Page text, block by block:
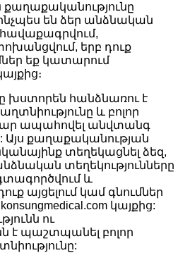
քաղաքականությունը
են ձեր անձնական
հավաքագրվում,
երբ դուք
եք կատարում
ը խստորեն հանձնառու է
և բոլոր
ապահովել անվտանգ
Այս քաղաքականության
տեղեկացնել ձեզ,
տեղեկությունները
և
այցելում կամ գնումներ
կայքից:
ու
է պաշտպանել բոլոր